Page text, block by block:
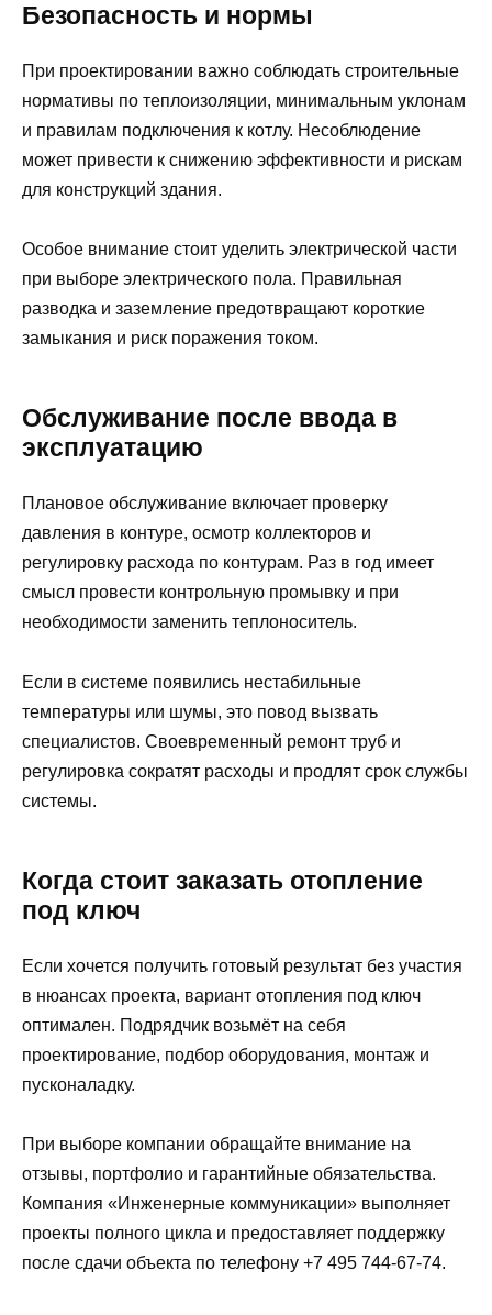
Безопасность и нормы
При проектировании важно соблюдать строительные
нормативы по теплоизоляции, минимальным уклонам
и правилам подключения к котлу. Несоблюдение
может привести к снижению эффективности и рискам
для конструкций здания.
Особое внимание стоит уделить электрической части
при выборe электрического пола. Правильная
разводка и заземление предотвращают короткие
замыкания и риск поражения током.
Обслуживание после ввода в
эксплуатацию
Плановое обслуживание включает проверку
давления в контуре, осмотр коллекторов и
регулировку расхода по контурам. Раз в год имеет
смысл провести контрольную промывку и при
необходимости заменить теплоноситель.
Если в системе появились нестабильные
температуры или шумы, это повод вызвать
специалистов. Своевременный ремонт труб и
регулировка сократят расходы и продлят срок службы
системы.
Когда стоит заказать отопление
под ключ
Если хочется получить готовый результат без участия
в нюансах проекта, вариант отопления под ключ
оптимален. Подрядчик возьмёт на себя
проектирование, подбор оборудования, монтаж и
пусконаладку.
При выборе компании обращайте внимание на
отзывы, портфолио и гарантийные обязательства.
Компания «Инженерные коммуникации» выполняет
проекты полного цикла и предоставляет поддержку
после сдачи объекта по телефону +7 495 744-67-74.